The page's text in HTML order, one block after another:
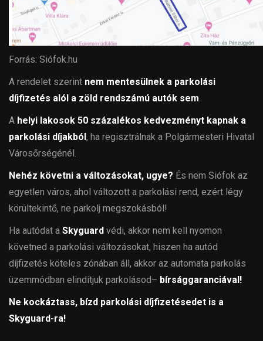
Forrás: Siófok.hu
A rendelet szerint nem mentesülnek a parkolási
díjfizetés alól a zöld rendszámú autók sem.
A helyi lakosok 50 százalékos kedvezményt kapnak a
parkolási díjakból , ha regisztrálnak a Polgármesteri Hivatal
Városőrségénél.
Nehéz követni a változásokat, ugye? És nem Siófok az
egyetlen város, ahol változott a parkolási rend, ezért légy
körültekintő, ne parkolj megszokásból!
Ha autódat a Skyguard védi, akkor nem kell nyomon
követned a parkolási változásokat, hiszen ha autód
díjfizetés köteles zónában áll, akkor az automata parkolás
üzemmódban elindítjuk parkolásod– bírsággaranciával!
Ne kockáztass, bízd parkolási díjfizetésedet is a
Skyguard-ra!